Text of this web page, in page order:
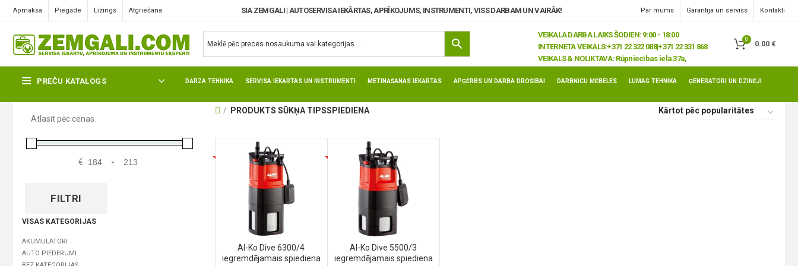
Apmaksa Piegāde Līzings Atgriešana SIA ZEMGALI | AUTOSERVISA IEKĀRTAS, APRĪKOJUMS, INSTRUMENTI, VISS DARBAM UN VAIRĀK! Par mums Garantija un serviss Kontakti
VEIKALA DARBA LAIKS ŠODIEN: 9:00 - 18:00
INTERNETA VEIKALS:+371 22 322 088|+371 22 331 868
VEIKALS & NOLIKTAVA: Rūpniecības iela 37a,
0
0.00 €
PREČU KATALOGS DĀRZA TEHNIKA SERVISA IEKĀRTAS UN INSTRUMENTI METINĀŠANAS IEKĀRTAS APĢĒRBS UN DARBA DROŠĪBAI DARBNĪCU MĒBELES LUMAG TEHNIKA ĢENERATORI UN DZINĒJI
Atlasīt pēc cenas
€ -
FILTRI
VISAS KATEGORIJAS
AKUMULATORI
AUTO PIEDERUMI
PRODUKTS SŪKŅA TIPSSPIEDIENA
Al-Ko Dive 6300/4
iegremdējamais spiediena
Al-Ko Dive 5500/3
iegremdējamais spiediena